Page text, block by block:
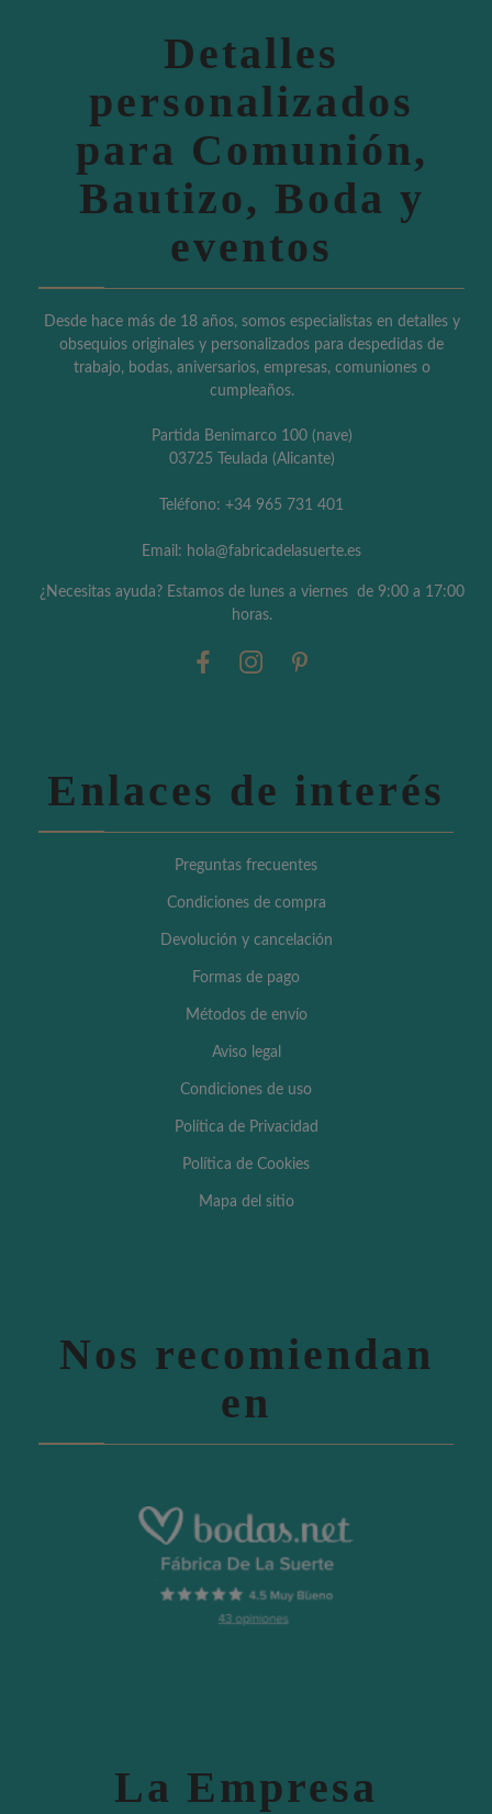
Detalles
personalizados
para Comunión,
Bautizo, Boda y
eventos
Desde hace más de 18 años, somos especialistas en detalles y
obsequios originales y personalizados para despedidas de
trabajo, bodas, aniversarios, empresas, comuniones o
cumpleaños.
Partida Benimarco 100 (nave)
03725 Teulada (Alicante)
Teléfono: +34 965 731 401
Email: hola@fabricadelasuerte.es
¿Necesitas ayuda? Estamos de lunes a viernes de 9:00 a 17:00
horas.
Enlaces de interés
Preguntas frecuentes
Condiciones de compra
Devolución y cancelación
Formas de pago
Métodos de envío
Aviso legal
Condiciones de uso
Política de Privacidad
Política de Cookies
Mapa del sitio
Nos recomiendan
en
La Empresa